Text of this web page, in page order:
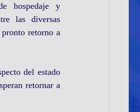
hospedaje y
las diversas
retorno a
del estado
retornar a